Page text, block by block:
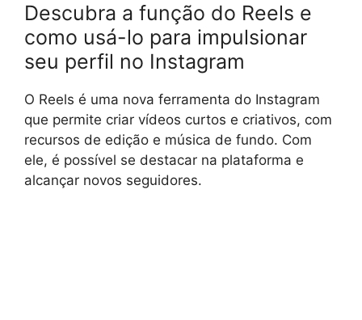
Descubra a função do Reels e
como usá-lo para impulsionar
seu perfil no Instagram
O Reels é uma nova ferramenta do Instagram
que permite criar vídeos curtos e criativos, com
recursos de edição e música de fundo. Com
ele, é possível se destacar na plataforma e
alcançar novos seguidores.